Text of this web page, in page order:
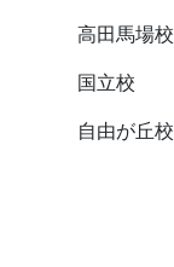
高田馬場校
国立校
自由が丘校